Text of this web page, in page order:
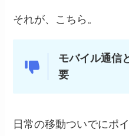
それが、こちら。
モバイル通信
要
日常の移動ついでにポ